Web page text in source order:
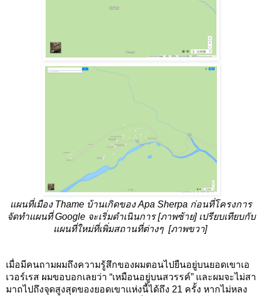
แผนที่เมือง Thame บ้านเกิดของ Apa Sherpa ก่อนที่โครงการ
จัดทำแผนที่ Google จะเริ่มดำเนินการ [ภาพซ้าย] เปรียบเทียบกับ
แผนที่ใหม่ที่เพิ่มสถานที่ต่างๆ  [ภาพขวา]
เมื่อมีคนถามผมถึงความรู้สึกของผมตอนไปยืนอยู่บนยอดเขาเอ
เวอร์เรส ผมขอบอกเลยว่า “เหมือนอยู่บนสวรรค์” เเละผมจะไม่สา
มาถไปถึงจุดสูงสุดของยอดเขาเเห่งนี้ได้ถึง 21 ครั้ง หากไม่หลง